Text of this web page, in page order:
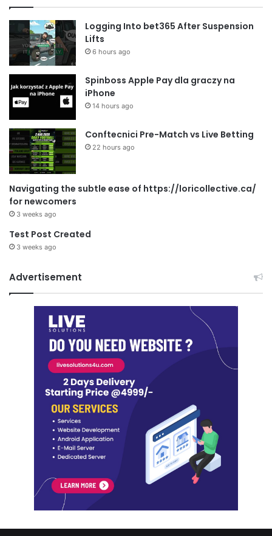
Logging Into bet365 After Suspension
Lifts
6 hours ago
Spinboss Apple Pay dla graczy na
iPhone
14 hours ago
Conftecnici Pre-Match vs Live Betting
22 hours ago
Navigating the subtle ease of https://loricollective.ca/
for newcomers
3 weeks ago
Test Post Created
3 weeks ago
Advertisement